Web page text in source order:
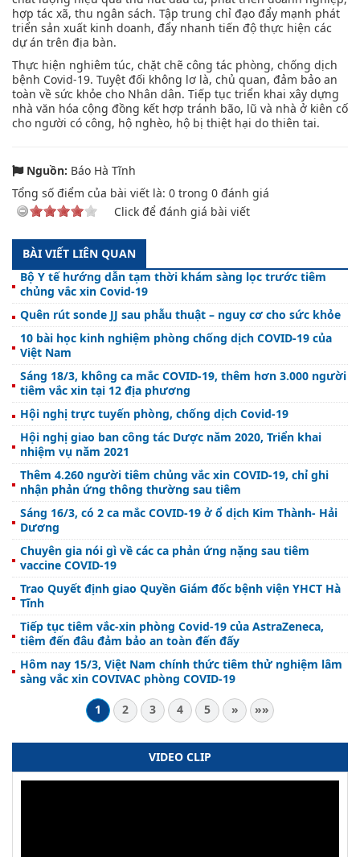
hợp tác xã, thu ngân sách. Tập trung chỉ đạo đẩy mạnh phát
triển sản xuất kinh doanh, đẩy nhanh tiến độ thực hiện các
dự án trên địa bàn.
Thực hiện nghiêm túc, chặt chẽ công tác phòng, chống dịch
bệnh Covid-19. Tuyệt đối không lơ là, chủ quan, đảm bảo an
toàn về sức khỏe cho Nhân dân. Tiếp tục triển khai xây dựng
nhà văn hóa cộng đồng kết hợp tránh bão, lũ và nhà ở kiên cố
cho người có công, hộ nghèo, hộ bị thiệt hại do thiên tai.
Nguồn: Báo Hà Tĩnh
Tổng số điểm của bài viết là: 0 trong 0 đánh giá
Click để đánh giá bài viết
BÀI VIẾT LIÊN QUAN
Bộ Y tế hướng dẫn tạm thời khám sàng lọc trước tiêm
chủng vắc xin Covid-19
Quên rút sonde JJ sau phẫu thuật – nguy cơ cho sức khỏe
10 bài học kinh nghiệm phòng chống dịch COVID-19 của
Việt Nam
Sáng 18/3, không ca mắc COVID-19, thêm hơn 3.000 người
tiêm vắc xin tại 12 địa phương
Hội nghị trực tuyến phòng, chống dịch Covid-19
Hội nghị giao ban công tác Dược năm 2020, Triển khai
nhiệm vụ năm 2021
Thêm 4.260 người tiêm chủng vắc xin COVID-19, chỉ ghi
nhận phản ứng thông thường sau tiêm
Sáng 16/3, có 2 ca mắc COVID-19 ở ổ dịch Kim Thành- Hải
Dương
Chuyên gia nói gì về các ca phản ứng nặng sau tiêm
vaccine COVID-19
Trao Quyết định giao Quyền Giám đốc bệnh viện YHCT Hà
Tĩnh
Tiếp tục tiêm vắc-xin phòng Covid-19 của AstraZeneca,
tiêm đến đâu đảm bảo an toàn đến đấy
Hôm nay 15/3, Việt Nam chính thức tiêm thử nghiệm lâm
sàng vắc xin COVIVAC phòng COVID-19
1
2 3 4 5 » »»
VIDEO CLIP